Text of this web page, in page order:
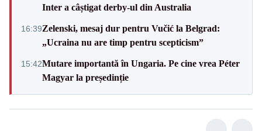
Inter a câștigat derby-ul din Australia
16:39Zelenski, mesaj dur pentru Vučić la Belgrad:
„Ucraina nu are timp pentru scepticism”
15:42Mutare importantă în Ungaria. Pe cine vrea Péter
Magyar la președinție